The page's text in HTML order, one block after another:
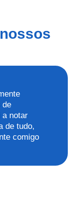
de
a notar
de tudo,
comigo